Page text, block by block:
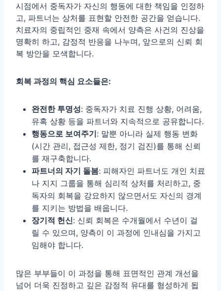
시점에서 중독자가 자신의 행동에 대한 책임을 인정하
고, 파트너는 상처를 표현할 안전한 공간을 얻습니다.
치료자의 중립적인 중재 속에서 양측은 사건의 진상을
명확히 하고, 감정적 반응을 나누며, 앞으로의 신뢰 회
복 방안을 모색합니다.
회복 과정의 핵심 요소들은:
완전한 투명성: 중독자가 치료 진행 상황, 어려움,
유혹 상황 등을 파트너와 지속적으로 공유합니다.
행동으로 보여주기: 말뿐 아니라 실제 행동 변화
(시간 관리, 접근성 제한, 정기 검진)를 통해 신뢰
를 재구축합니다.
파트너의 자기 돌봄: 피해자인 파트너도 개인 치료
나 지지 그룹을 통해 심리적 상처를 처리하고, 중
독자의 회복을 강요하지 않으면서도 자신의 경계
를 지키는 방법을 배웁니다.
장기적 헌신: 신뢰 회복은 수개월에서 수년이 걸
릴 수 있으며, 양측이 이 과정에 인내심을 가지고
임해야 합니다.
많은 부부들이 이 과정을 통해 표면적인 관계 개선을
넘어 더욱 진정하고 깊은 감정적 유대를 형성하게 됩